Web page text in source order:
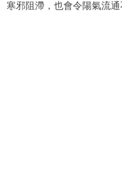
寒邪阻滯，也會令陽氣流通